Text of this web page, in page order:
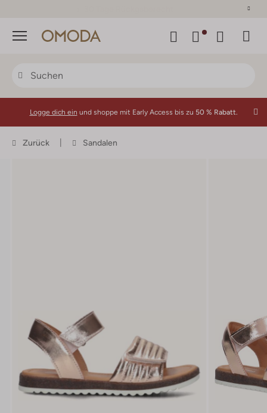
Menü
Logge dich ein und shoppe mit Early Access bis zu 50 % Rabatt.
Zurück Sandalen